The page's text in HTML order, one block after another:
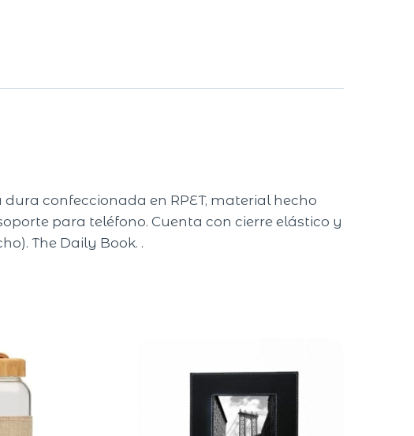
confeccionada en RPET, material hecho
para teléfono. Cuenta con cierre elástico y
The Daily Book. .